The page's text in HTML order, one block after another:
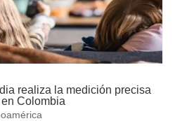
realiza la medición precisa
Colombia